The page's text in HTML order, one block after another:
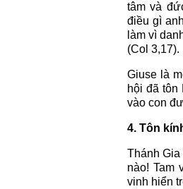
tâm và
điều gì
làm vì
(Col 3,17).
Giuse là
hội đã
vào con
4. Tôn
Thánh
nào! Tam
vinh hiển